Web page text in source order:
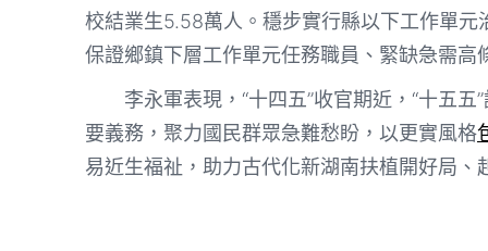
校結業生5.58萬人。穩步實行縣以下工作單
保證鄉鎮下層工作單元任務職員、緊缺急需
李永軍表現，“十四五”收官期近，“十五
要義務，聚力國民群眾急難愁盼，以更實風格
易近生福祉，助力古代化新湖南扶植開好局、